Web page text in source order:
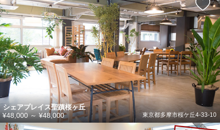
シェアプレイス聖蹟桜ヶ丘
東京都多摩市桜ケ丘4-33-10
¥48,000～¥48,000